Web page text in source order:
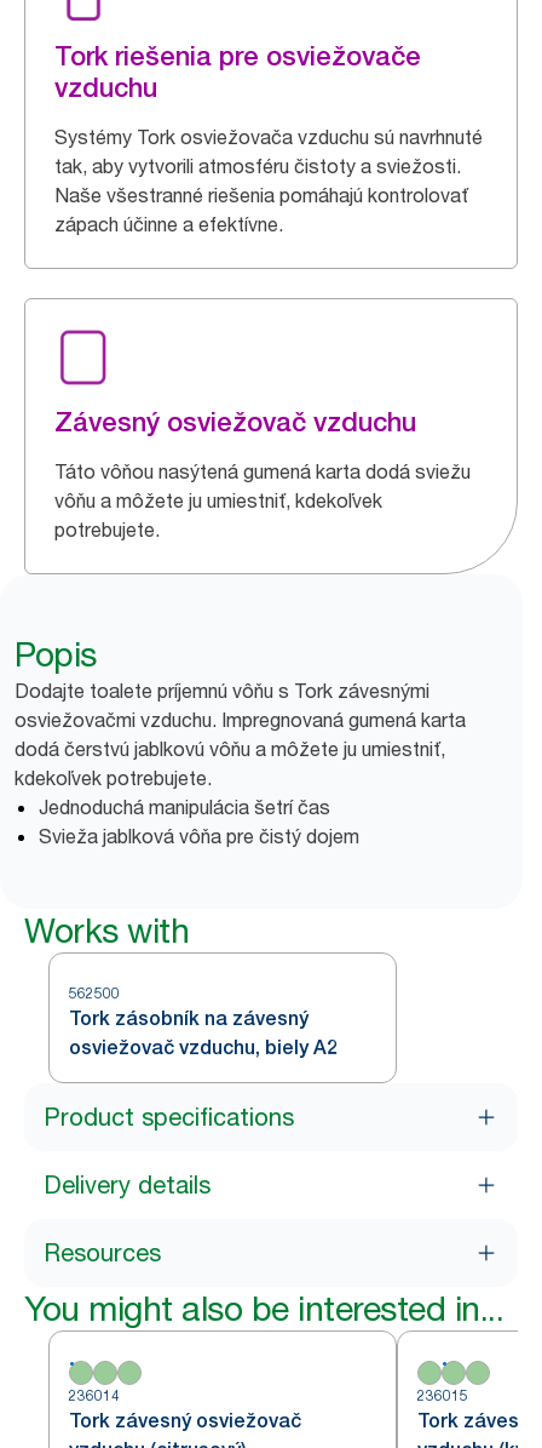
Tork riešenia pre osviežovače
vzduchu
Systémy Tork osviežovača vzduchu sú navrhnuté
tak, aby vytvorili atmosféru čistoty a sviežosti.
Naše všestranné riešenia pomáhajú kontrolovať
zápach účinne a efektívne.
Závesný osviežovač vzduchu
Táto vôňou nasýtená gumená karta dodá sviežu
vôňu a môžete ju umiestniť, kdekoľvek
potrebujete.
Popis
Dodajte toalete príjemnú vôňu s Tork závesnými
osviežovačmi vzduchu. Impregnovaná gumená karta
dodá čerstvú jablkovú vôňu a môžete ju umiestniť,
kdekoľvek potrebujete.
Jednoduchá manipulácia šetrí čas
Svieža jablková vôňa pre čistý dojem
Works with
562500
Tork zásobník na závesný
osviežovač vzduchu, biely A2
Product specifications
Delivery details
Resources
You might also be interested in...
236014
Tork závesný osviežovač
236015
Tork